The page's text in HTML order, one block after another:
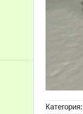
Категория: